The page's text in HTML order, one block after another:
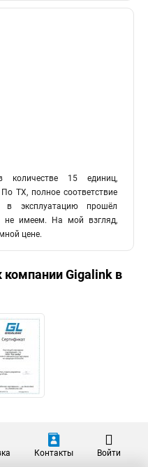
количестве 15 единиц,
ТХ, полное соответствие
в эксплуатацию прошёл
не имеем. На мой взгляд,
цене.
компанииGigalink в
Контакты Войти